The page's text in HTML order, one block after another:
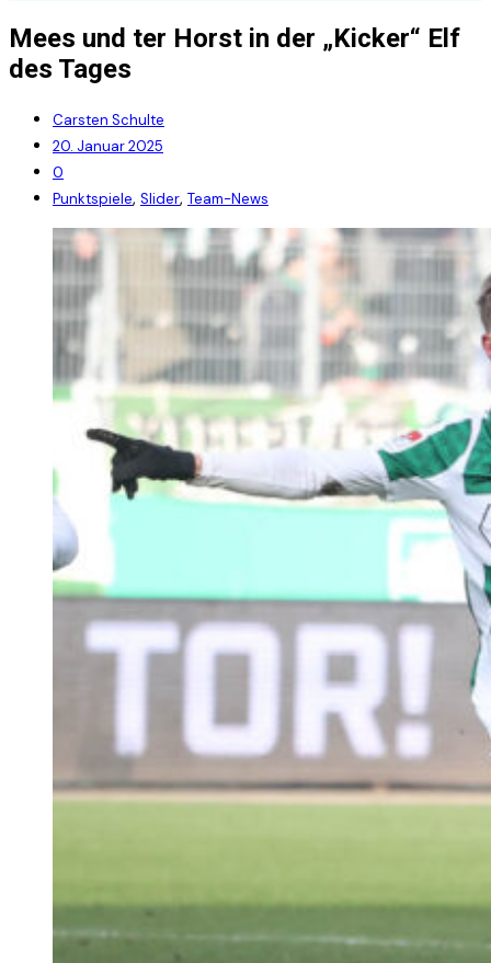
Mees und ter Horst in der „Kicker“ Elf
des Tages
Carsten Schulte
20. Januar 2025
0
Punktspiele, Slider, Team-News